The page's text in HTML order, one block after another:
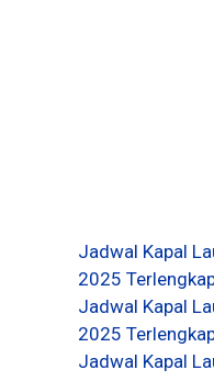
Jadwal Kapal
2025
Jadwal Kapal
2025
Jadwal Kapal